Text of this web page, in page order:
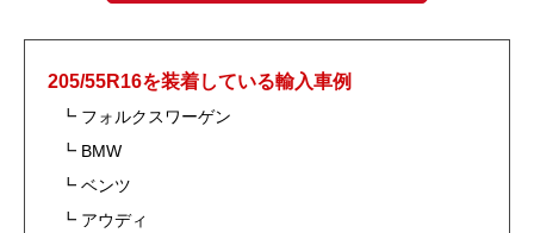
205/55R16を装着している輸入車例
┗ フォルクスワーゲン
┗ BMW
┗ ベンツ
┗ アウディ